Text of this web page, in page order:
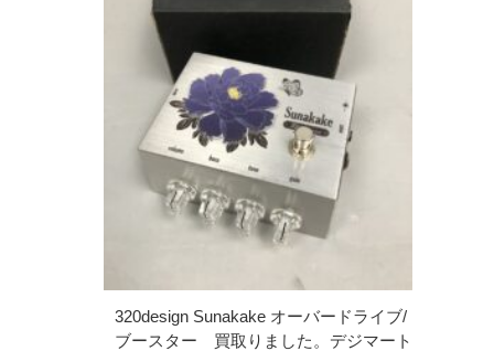
320design Sunakake オーバードライブ/
ブースター 買取りました。デジマート